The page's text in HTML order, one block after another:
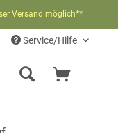
Versand möglich**
Service/Hilfe